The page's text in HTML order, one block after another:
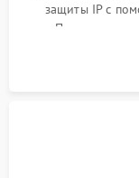
защиты IP с
Программная
абсолютно